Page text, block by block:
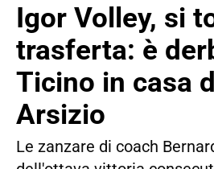
Igor Volley, si
trasferta: è
Ticino in casa
Arsizio
Le zanzare di coach